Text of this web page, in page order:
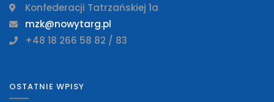
Konfederacji Tatrzańskiej 1a
mzk@nowytarg.pl
+48 18 266 58 82 / 83
OSTATNIE WPISY